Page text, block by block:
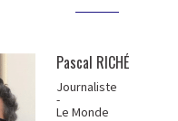
Pascal RICHÉ
Journaliste
-
Le Monde